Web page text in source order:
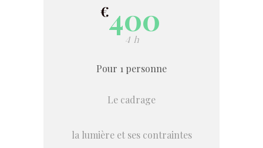
€400
4 h
Pour 1 personne
Le cadrage
la lumière et ses contraintes